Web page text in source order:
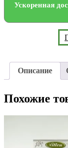
Ускоренная
Описание
Похожие